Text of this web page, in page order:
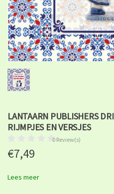
LANTAARN PUBLISHERS
RIJMPJES EN VERSJES
0 Review(s)
€7,49
Lees meer